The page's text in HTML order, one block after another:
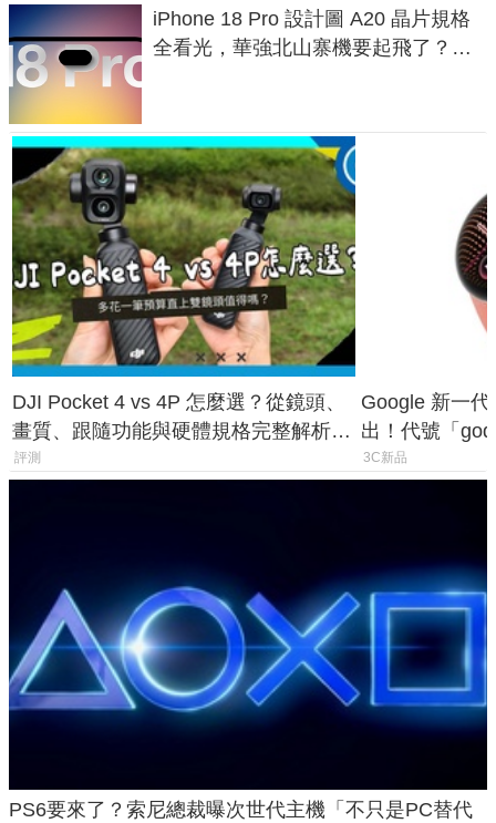
iPhone 18 Pro 設計圖 A20 晶片規格
全看光，華強北山寨機要起飛了？專
DJI Pocket 4 vs 4P 怎麼選？從鏡頭、
畫質、跟隨功能與硬體規格完整解析，
一次看懂兩台差異
評測
Google 新一
出！代號「
鎖定 AI 應用
3C新品
PS6要來了？索尼總裁曝次世代主機「不只是PC替代